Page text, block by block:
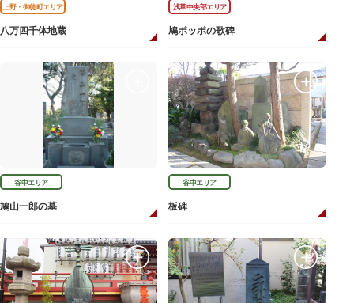
上野・御徒町エリア
八万四千体地蔵
浅草中央部エリア
鳩ポッポの歌碑
谷中エリア
鳩山一郎の墓
谷中エリア
板碑